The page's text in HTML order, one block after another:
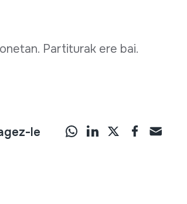
Partiturak ere bai.
le